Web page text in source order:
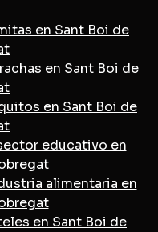
en Sant Boi de
en Sant Boi de
en Sant Boi de
educativo en
alimentaria en
en Sant Boi de